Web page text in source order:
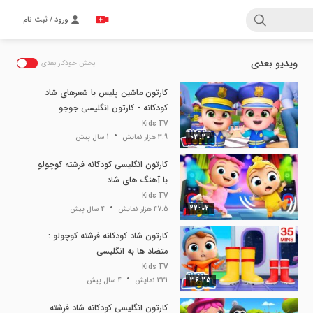
ورود / ثبت نام
ویدیو بعدی پخش خودکار بعدی
03:20
کارتون ماشین پلیس با شعرهای شاد
کودکانه - کارتون انگلیسی جوجو
کوچولو
Kids TV
3.9 هزار نمایش
1 سال پیش
22:02
کارتون انگلیسی کودکانه فرشته کوچولو
با آهنگ های شاد
Kids TV
47.5 هزار نمایش
4 سال پیش
36:25
کارتون شاد کودکانه فرشته کوچولو :
متضاد ها به انگلیسی
Kids TV
331 نمایش
4 سال پیش
کارتون انگلیسی کودکانه شاد فرشته